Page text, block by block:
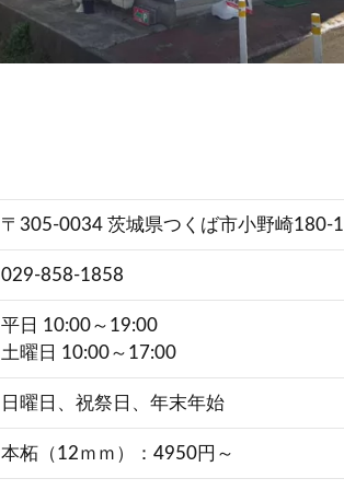
谷
イー
アス
方
円
堂
はん
つく
ば
45DC
〒305-0034 茨城県つくば市小野崎180-1
029-858-1858
平日 10:00～19:00
土曜日 10:00～17:00
日曜日、祝祭日、年末年始
本柘（12ｍｍ）：4950円～